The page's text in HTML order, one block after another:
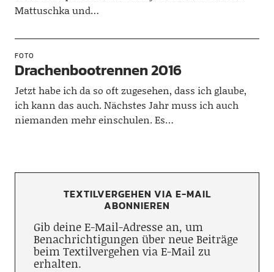
Mattuschka und…
FOTO
Drachenbootrennen 2016
Jetzt habe ich da so oft zugesehen, dass ich glaube,
ich kann das auch. Nächstes Jahr muss ich auch
niemanden mehr einschulen. Es…
TEXTILVERGEHEN VIA E-MAIL
ABONNIEREN
Gib deine E-Mail-Adresse an, um
Benachrichtigungen über neue Beiträge
beim Textilvergehen via E-Mail zu
erhalten.